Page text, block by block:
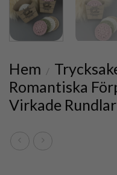
Hem /
Romantiska
Virkade Rundlar